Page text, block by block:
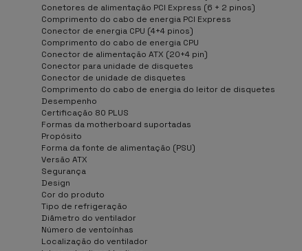
Conetores de alimentação PCI Express (6 + 2 pinos)
Comprimento do cabo de energia PCI Express
Conector de energia CPU (4+4 pinos)
Comprimento do cabo de energia CPU
Conector de alimentação ATX (20+4 pin)
Conector para unidade de disquetes
Conector de unidade de disquetes
Comprimento do cabo de energia do leitor de disquetes
Desempenho
Certificação 80 PLUS
Formas da motherboard suportadas
Propósito
Forma da fonte de alimentação (PSU)
Versão ATX
Segurança
Design
Cor do produto
Tipo de refrigeração
Diâmetro do ventilador
Número de ventoínhas
Localização do ventilador